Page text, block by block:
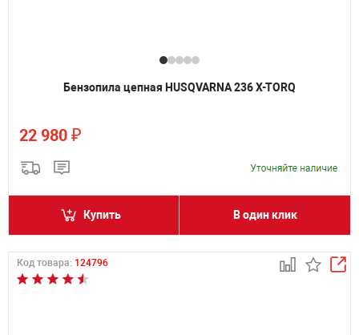
Бензопила цепная HUSQVARNA 236 X-TORQ
22 980 ₽
Купить В один клик
Код товара: 124796